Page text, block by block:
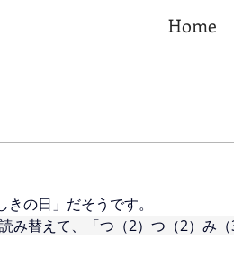
Home
の日」だそうです。
み替えて、「つ（2）つ（2）み